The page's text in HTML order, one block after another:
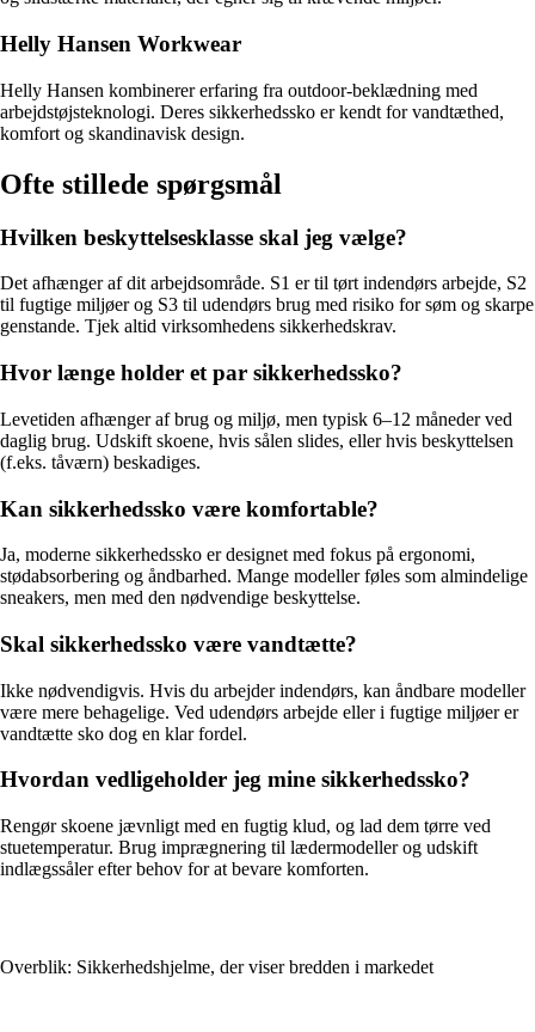
Helly Hansen Workwear
Helly Hansen kombinerer erfaring fra outdoor-beklædning med
arbejdstøjsteknologi. Deres sikkerhedssko er kendt for vandtæthed,
komfort og skandinavisk design.
Ofte stillede spørgsmål
Hvilken beskyttelsesklasse skal jeg vælge?
Det afhænger af dit arbejdsområde. S1 er til tørt indendørs arbejde, S2
til fugtige miljøer og S3 til udendørs brug med risiko for søm og skarpe
genstande. Tjek altid virksomhedens sikkerhedskrav.
Hvor længe holder et par sikkerhedssko?
Levetiden afhænger af brug og miljø, men typisk 6–12 måneder ved
daglig brug. Udskift skoene, hvis sålen slides, eller hvis beskyttelsen
(f.eks. tåværn) beskadiges.
Kan sikkerhedssko være komfortable?
Ja, moderne sikkerhedssko er designet med fokus på ergonomi,
stødabsorbering og åndbarhed. Mange modeller føles som almindelige
sneakers, men med den nødvendige beskyttelse.
Skal sikkerhedssko være vandtætte?
Ikke nødvendigvis. Hvis du arbejder indendørs, kan åndbare modeller
være mere behagelige. Ved udendørs arbejde eller i fugtige miljøer er
vandtætte sko dog en klar fordel.
Hvordan vedligeholder jeg mine sikkerhedssko?
Rengør skoene jævnligt med en fugtig klud, og lad dem tørre ved
stuetemperatur. Brug imprægnering til lædermodeller og udskift
indlægssåler efter behov for at bevare komforten.
Overblik: Sikkerhedshjelme, der viser bredden i markedet